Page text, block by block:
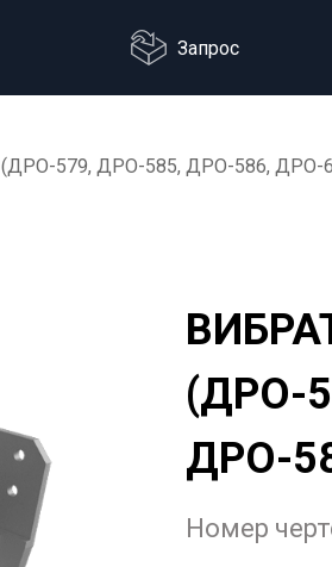
Запрос
579, ДРО-585, ДРО-586, ДРО-
(ДРО-
ДРО-
Номер